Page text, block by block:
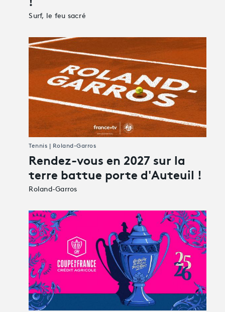
Surf, le feu sacré
Rendez-vous en 2027 sur la
terre battue porte d'Auteuil !
Roland-Garros
Tennis | Roland-Garros